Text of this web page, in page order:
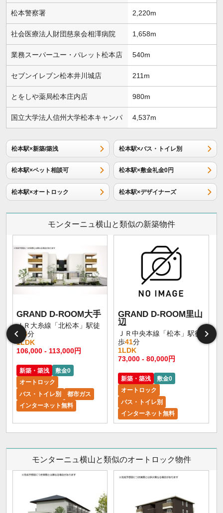
松本警察署 2,220m
社会医療法人財団慈泉会相澤病院 1,658m
業務スーパーユー・パレット松本店 540m
セブンイレブン松本井川城店 211m
とをしや薬局松本庄内店 980m
国立大学法人信州大学松本キャンパ 4,537m
松本駅×新築/築浅 松本駅×バス・トイレ別
松本駅×ペット相談可 松本駅×敷金礼金0円
松本駅×オートロック 松本駅×デザイナーズ
モンターニュ横山と類似の新築物件
GRAND D-ROOM大手
ＪＲ大糸線「北松本」駅徒
歩
4分
1LDK
106,000 - 113,000円
新築・築浅
敷金0
オートロック
バス・トイレ別
都市ガス
インターネット無料
GRAND D-ROOM里山
辺
ＪＲ中央本線「松本」駅徒
歩41分
1LDK
73,000 - 80,000円
新築・築浅
敷金0
オートロック
バス・トイレ別
インターネット無料
モンターニュ横山と類似のオートロック物件